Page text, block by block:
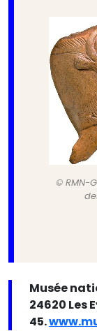
© RMN-
Musée
24620 Les
45.